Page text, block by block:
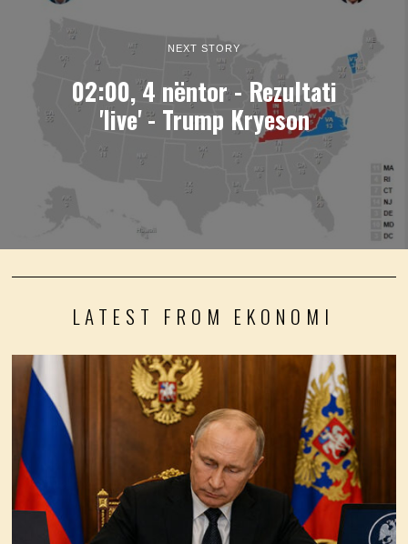
NEXT STORY
02:00, 4 nëntor - Rezultati
'live' - Trump Kryeson
LATEST FROM EKONOMI